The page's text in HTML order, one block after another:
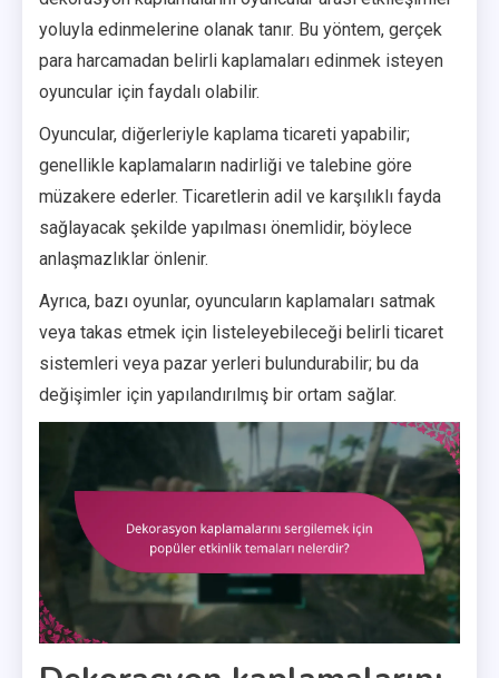
yoluyla edinmelerine olanak tanır. Bu yöntem, gerçek
para harcamadan belirli kaplamaları edinmek isteyen
oyuncular için faydalı olabilir.
Oyuncular, diğerleriyle kaplama ticareti yapabilir;
genellikle kaplamaların nadirliği ve talebine göre
müzakere ederler. Ticaretlerin adil ve karşılıklı fayda
sağlayacak şekilde yapılması önemlidir, böylece
anlaşmazlıklar önlenir.
Ayrıca, bazı oyunlar, oyuncuların kaplamaları satmak
veya takas etmek için listeleyebileceği belirli ticaret
sistemleri veya pazar yerleri bulundurabilir; bu da
değişimler için yapılandırılmış bir ortam sağlar.